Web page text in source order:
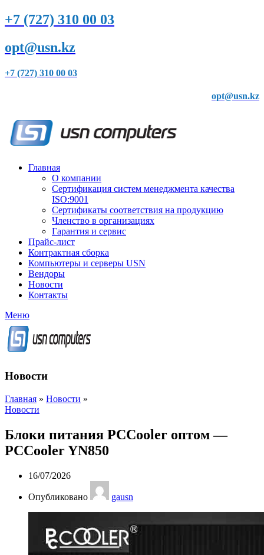
+7 (727) 310 00 03
opt@usn.kz
+7 (727) 310 00 03
opt@usn.kz
Главная
О компании
Сертификация систем менеджмента качества
ISO:9001
Сертификаты соответствия на продукцию
Членство в организациях
Гарантия и сервис
Прайс-лист
Контрактная сборка
Компьютеры и серверы USN
Вендоры
Новости
Контакты
Меню
Новости
Главная » Новости »
Новости
Блоки питания PCCooler оптом —
PCCooler YN850
16/07/2026
Опубликовано gausn